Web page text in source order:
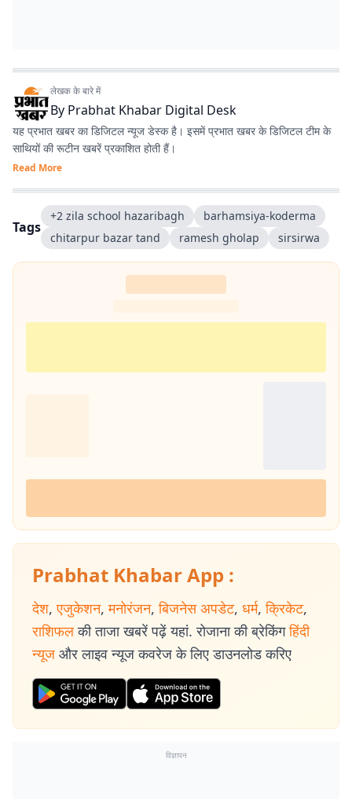
लेखक के बारे में
By Prabhat Khabar Digital Desk
यह प्रभात खबर का डिजिटल न्यूज डेस्क है। इसमें प्रभात खबर के डिजिटल टीम के
साथियों की रूटीन खबरें प्रकाशित होती हैं।
Read More
Tags
+2 zila school hazaribagh
barhamsiya-koderma
chitarpur bazar tand
ramesh gholap sirsirwa
Prabhat Khabar App :
देश, एजुकेशन, मनोरंजन, बिजनेस अपडेट, धर्म, क्रिकेट,
राशिफल की ताजा खबरें पढ़ें यहां. रोजाना की ब्रेकिंग हिंदी
न्यूज और लाइव न्यूज कवरेज के लिए डाउनलोड करिए
विज्ञापन